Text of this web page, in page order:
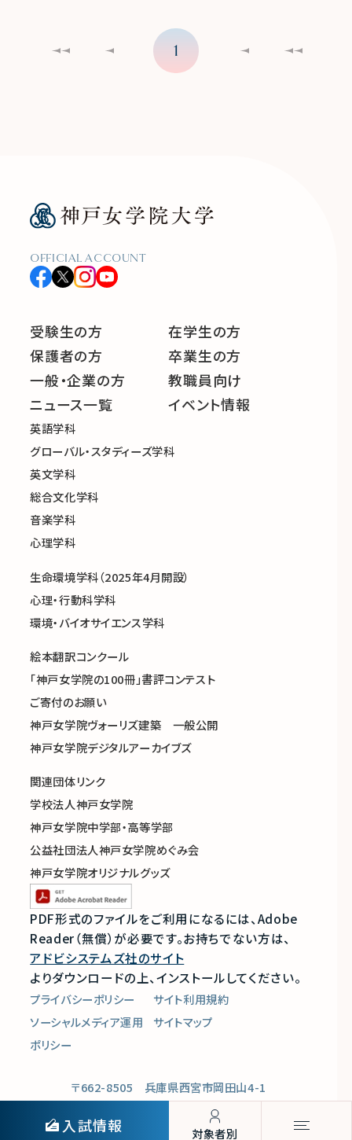
入試情報 対象者別
1
OFFICIAL ACCOUNT
受験生の方
在学生の方
保護者の方
卒業生の方
一般・企業の方
教職員向け
ニュース一覧
イベント情報
英語学科
グローバル・スタディーズ学科
英文学科
総合文化学科
音楽学科
心理学科
生命環境学科（2025年4月開設）
心理・行動科学科
環境・バイオサイエンス学科
絵本翻訳コンクール
「神戸女学院の100冊」書評コンテスト
ご寄付のお願い
神戸女学院ヴォーリズ建築 一般公開
神戸女学院デジタルアーカイブズ
関連団体リンク
学校法人神戸女学院
神戸女学院中学部・高等学部
公益社団法人神戸女学院めぐみ会
神戸女学院オリジナルグッズ
PDF形式のファイルをご利用になるには、Adobe
Reader（無償）が必要です。お持ちでない方は、
アドビシステムズ社のサイト
よりダウンロードの上、インストールしてください。
プライバシーポリシー
サイト利用規約
ソーシャルメディア運用
ポリシー
サイトマップ
〒662-8505 兵庫県西宮市岡田山4-1
Copyright © Kobe College, All Rights Reserved.